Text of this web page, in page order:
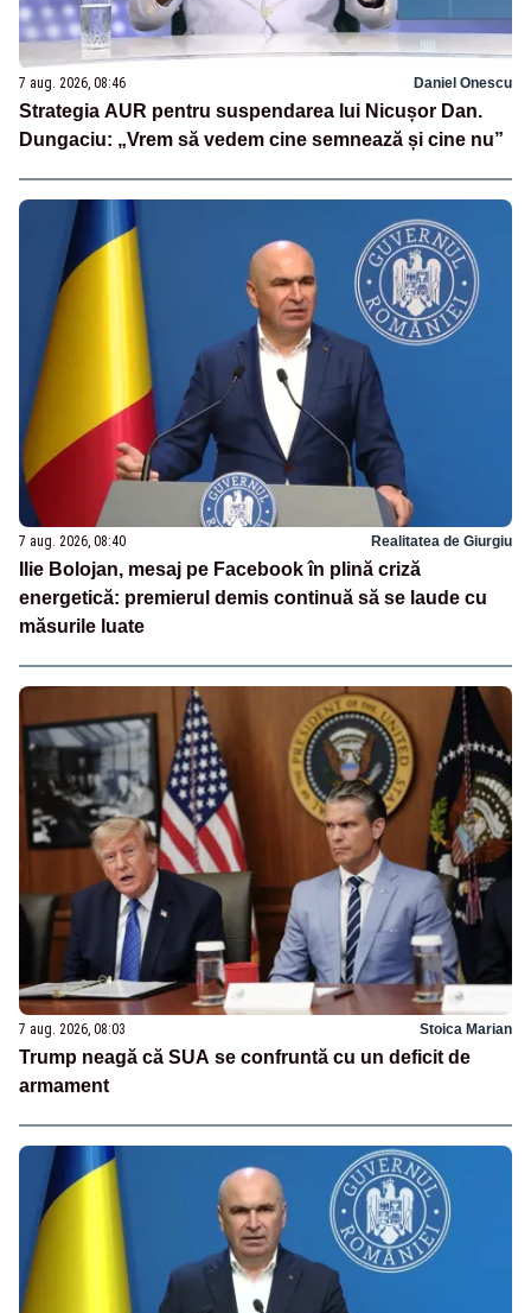
7 aug. 2026, 08:46 Daniel Onescu
Strategia AUR pentru suspendarea lui Nicușor Dan.
Dungaciu: „Vrem să vedem cine semnează și cine nu”
7 aug. 2026, 08:40 Realitatea de Giurgiu
Ilie Bolojan, mesaj pe Facebook în plină criză
energetică: premierul demis continuă să se laude cu
măsurile luate
7 aug. 2026, 08:03 Stoica Marian
Trump neagă că SUA se confruntă cu un deficit de
armament